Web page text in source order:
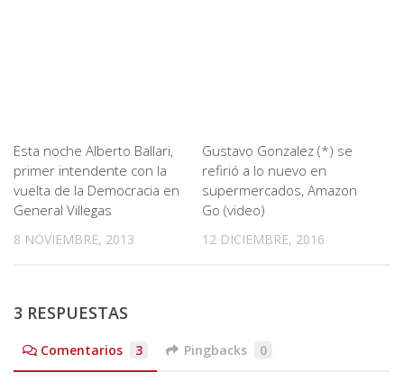
Esta noche Alberto Ballari,
primer intendente con la
vuelta de la Democracia en
General Villegas
8 NOVIEMBRE, 2013
Gustavo Gonzalez (*) se
refirió a lo nuevo en
supermercados, Amazon
Go (video)
12 DICIEMBRE, 2016
3 RESPUESTAS
Comentarios 3 Pingbacks 0